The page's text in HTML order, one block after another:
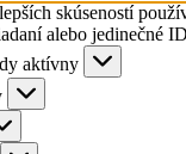
skúseností
alebo jedinečné
aktívny